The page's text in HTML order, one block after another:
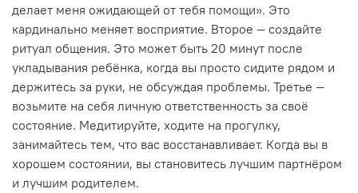
делает меня ожидающей от тебя помощи». Это
кардинально меняет восприятие. Второе — создайте
ритуал общения. Это может быть 20 минут после
укладывания ребёнка, когда вы просто сидите рядом и
держитесь за руки, не обсуждая проблемы. Третье —
возьмите на себя личную ответственность за своё
состояние. Медитируйте, ходите на прогулку,
занимайтесь тем, что вас восстанавливает. Когда вы в
хорошем состоянии, вы становитесь лучшим партнёром
и лучшим родителем.